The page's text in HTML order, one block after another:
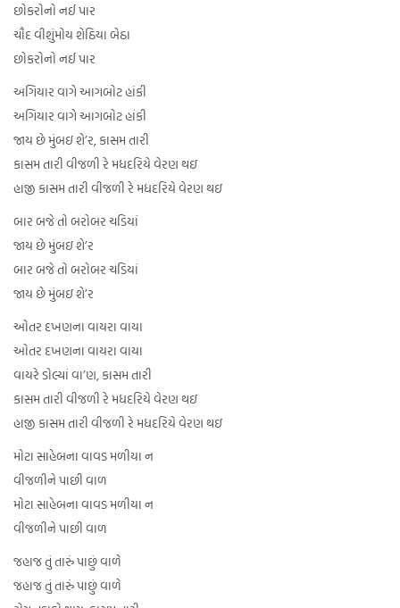
છોકરોનો નઈ પાર
ચૌદ વીશુંમોય શેઠિયા બેઠા
છોકરોનો નઈ પાર
અગિયાર વાગે આગબોટ હાંકી
અગિયાર વાગે આગબોટ હાંકી
જાય છે મુંબઇ શે’ર, કાસમ તારી
કાસમ તારી વીજળી રે મધદરિયે વેરણ થઇ
હાજી કાસમ તારી વીજળી રે મધદરિયે વેરણ થઇ
બાર બજે તો બરોબર ચડિયાં
જાય છે મુંબઇ શે’ર
બાર બજે તો બરોબર ચડિયાં
જાય છે મુંબઇ શે’ર
ઓતર દખણના વાયરા વાયા
ઓતર દખણના વાયરા વાયા
વાયરે ડોલ્યાં વા’ણ, કાસમ તારી
કાસમ તારી વીજળી રે મધદરિયે વેરણ થઇ
હાજી કાસમ તારી વીજળી રે મધદરિયે વેરણ થઇ
મોટા સાહેબના વાવડ મળીયા ન
વીજળીને પાછી વાળ
મોટા સાહેબના વાવડ મળીયા ન
વીજળીને પાછી વાળ
જહાજ તું તારું પાછું વાળે
જહાજ તું તારું પાછું વાળે